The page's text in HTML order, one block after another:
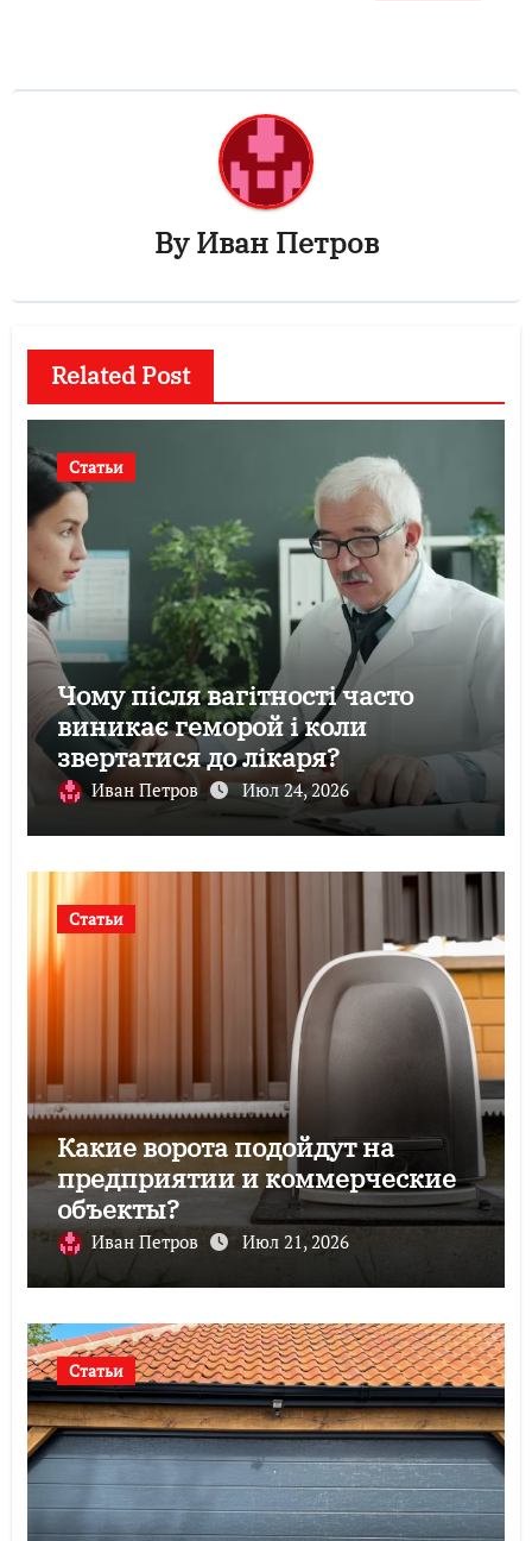
ByИван Петров
Related Post
Статьи
Чому після вагітності часто
виникає геморой і коли
звертатися до лікаря?
Иван Петров Июл 24, 2026
Статьи
Какие ворота подойдут на
предприятии и коммерческие
объекты?
Иван Петров Июл 21, 2026
Статьи